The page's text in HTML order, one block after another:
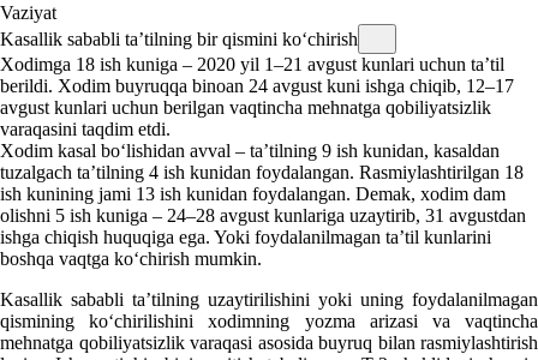
Vaziyat
Kasallik sababli ta’tilning bir qismini koʻchirish
Xodimga 18 ish kuniga – 2020 yil 1–21 avgust kunlari uchun ta’til
berildi. Xodim buyruqqa binoan 24 avgust kuni ishga chiqib, 12–17
avgust kunlari uchun berilgan vaqtincha mehnatga qobiliyatsizlik
varaqasini taqdim etdi.
Xodim kasal boʻlishidan avval – ta’tilning 9 ish kunidan, kasaldan
tuzalgach ta’tilning 4 ish kunidan foydalangan. Rasmiylashtirilgan 18
ish kunining jami 13 ish kunidan foydalangan. Demak, хodim dam
olishni 5 ish kuniga – 24–28 avgust kunlariga uzaytirib, 31 avgustdan
ishga chiqish huquqiga ega. Yoki foydalanilmagan ta’til kunlarini
boshqa vaqtga koʻchirish mumkin.
Kasallik sababli ta’tilning uzaytirilishini yoki uning foydalanilmagan
qismining koʻchirilishini хodimning yozma arizasi va vaqtincha
mehnatga qobiliyatsizlik varaqasi asosida buyruq bilan rasmiylashtirish